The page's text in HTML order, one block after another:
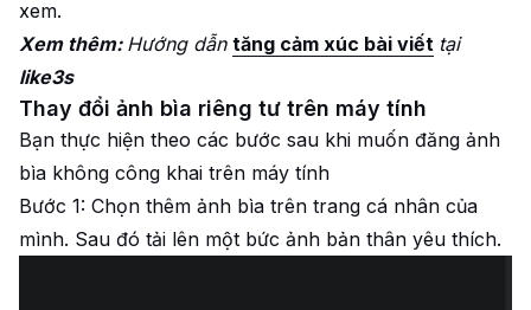
xem.
Xem thêm: Hướng dẫn tăng cảm xúc bài viết tại
like3s
Thay đổi ảnh bìa riêng tư trên máy tính
Bạn thực hiện theo các bước sau khi muốn đăng ảnh
bìa không công khai trên máy tính
Bước 1: Chọn thêm ảnh bìa trên trang cá nhân của
mình. Sau đó tải lên một bức ảnh bản thân yêu thích.